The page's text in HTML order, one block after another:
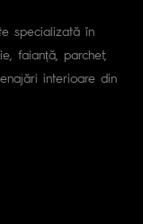
specializată în
faianță, parchet,
interioare din